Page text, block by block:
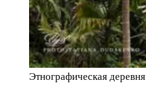
Этнографическая деревня